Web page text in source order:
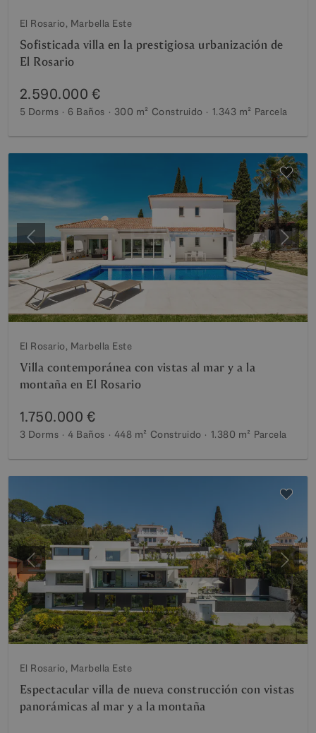
El Rosario, Marbella Este
Sofisticada villa en la prestigiosa urbanización de
El Rosario
2.590.000 €
5 Dorms 6 Baños 300 m² Construido 1.343 m² Parcela
Anterior
El Rosario, Marbella Este
Villa contemporánea con vistas al mar y a la
montaña en El Rosario
1.750.000 €
3 Dorms 4 Baños 448 m² Construido 1.380 m² Parcela
Anterior
El Rosario, Marbella Este
Espectacular villa de nueva construcción con vistas
panorámicas al mar y a la montaña